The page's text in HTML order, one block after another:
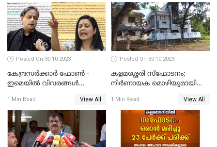
അരങ്ങേറ്റം
Posted On 30-10-2023
കേന്ദ്രസര്‍ക്കാര്‍ ഫോണ്‍ -
ഇമെയില്‍ വിവരങ്ങള്‍
പ്രതിപക്ഷ നേതാക്കള്‍
1 Min Read View All
Posted On 30-10-2023
കളമശ്ശേരി സ്ഫോടനം;
നിർണായക മൊഴിയുമായി
കോൾ വിവരങ്ങൾ തേടി
പൊലീസ്
1 Min Read View All